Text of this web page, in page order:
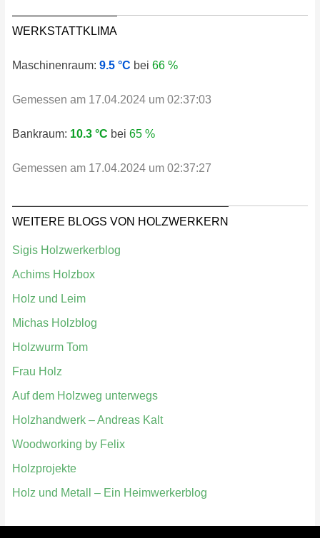
WERKSTATTKLIMA
Maschinenraum: 9.5 °C bei 66 %
Gemessen am 17.04.2024 um 02:37:03
Bankraum: 10.3 °C bei 65 %
Gemessen am 17.04.2024 um 02:37:27
WEITERE BLOGS VON HOLZWERKERN
Sigis Holzwerkerblog
Achims Holzbox
Holz und Leim
Michas Holzblog
Holzwurm Tom
Frau Holz
Auf dem Holzweg unterwegs
Holzhandwerk – Andreas Kalt
Woodworking by Felix
Holzprojekte
Holz und Metall – Ein Heimwerkerblog